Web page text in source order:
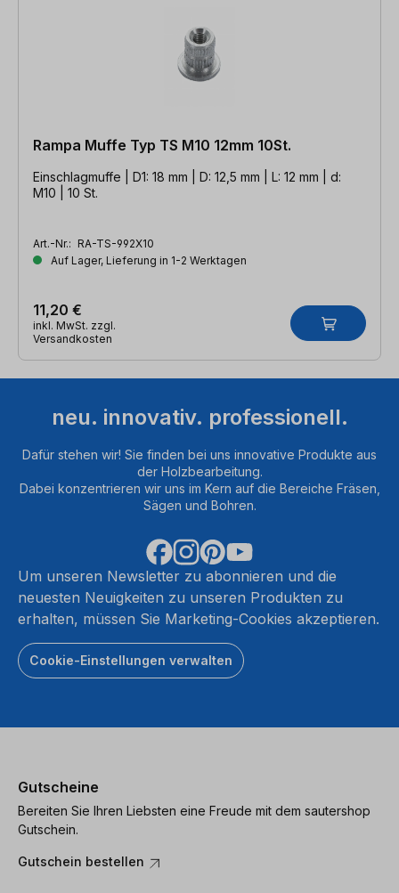
Rampa Muffe Typ TS M10 12mm 10St.
Einschlagmuffe | D1: 18 mm | D: 12,5 mm | L: 12 mm | d:
M10 | 10 St.
Art.-Nr.: RA-TS-992X10
Auf Lager, Lieferung in 1-2 Werktagen
11,20 €
inkl. MwSt. zzgl.
Versandkosten
neu. innovativ. professionell.
Dafür stehen wir! Sie finden bei uns innovative Produkte aus
der Holzbearbeitung.
Dabei konzentrieren wir uns im Kern auf die Bereiche Fräsen,
Sägen und Bohren.
Um unseren Newsletter zu abonnieren und die
neuesten Neuigkeiten zu unseren Produkten zu
erhalten, müssen Sie Marketing-Cookies akzeptieren.
Cookie-Einstellungen verwalten
Gutscheine
Bereiten Sie Ihren Liebsten eine Freude mit dem sautershop
Gutschein.
Gutschein bestellen